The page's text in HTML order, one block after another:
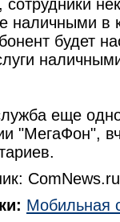
сотрудники
наличными в
будет
еще
"МегаФон",
Мобильная